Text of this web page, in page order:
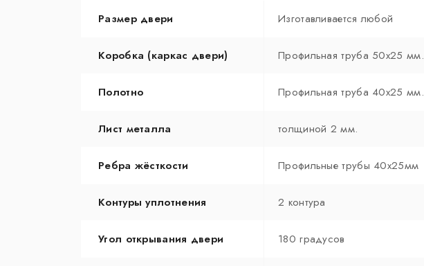
Размер двери Изготавливается любой
Коробка (каркас двери) Профильная труба 50х25 мм.
Полотно Профильная труба 40х25 мм.
Лист металла толщиной 2 мм.
Ребра жёсткости Профильные трубы 40х25мм
Контуры уплотнения 2 контура
Угол открывания двери 180 градусов